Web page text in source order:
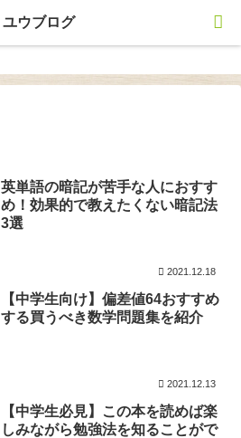
ユウブログ
英単語の暗記が苦手な人におすす
め！効果的で教えたくない暗記法
3選
2021.12.18
【中学生向け】偏差値64おすすめ
する買うべき数学問題集を紹介
2021.12.13
【中学生必見】この本を読めば楽
しみながら勉強法を知ることがで
ユウブログ